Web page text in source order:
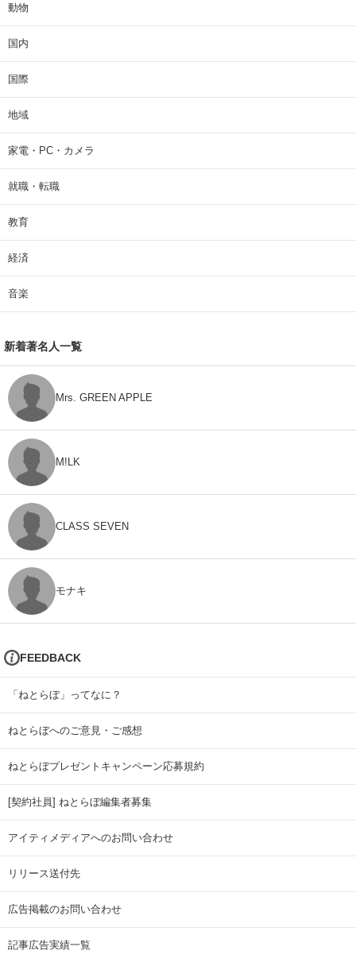
動物
国内
国際
地域
家電・PC・カメラ
就職・転職
教育
経済
音楽
新着著名人一覧
Mrs. GREEN APPLE
M!LK
CLASS SEVEN
モナキ
FEEDBACK
「ねとらぼ」ってなに？
ねとらぼへのご意見・ご感想
ねとらぼプレゼントキャンペーン応募規約
[契約社員] ねとらぼ編集者募集
アイティメディアへのお問い合わせ
リリース送付先
広告掲載のお問い合わせ
記事広告実績一覧